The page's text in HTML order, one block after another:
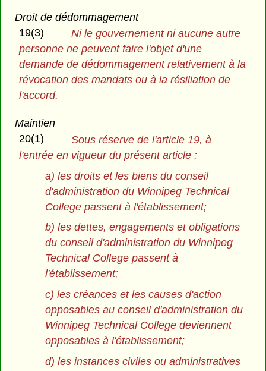
Droit de dédommagement
19(3)
Ni le gouvernement ni aucune autre
personne ne peuvent faire l'objet d'une
demande de dédommagement relativement à la
révocation des mandats ou à la résiliation de
l'accord.
Maintien
20(1)
Sous réserve de l'article 19, à
l'entrée en vigueur du présent article :
a) les droits et les biens du conseil
d'administration du Winnipeg Technical
College passent à l'établissement;
b) les dettes, engagements et obligations
du conseil d'administration du Winnipeg
Technical College passent à
l'établissement;
c) les créances et les causes d'action
opposables au conseil d'administration du
Winnipeg Technical College deviennent
opposables à l'établissement;
d) les instances civiles ou administratives